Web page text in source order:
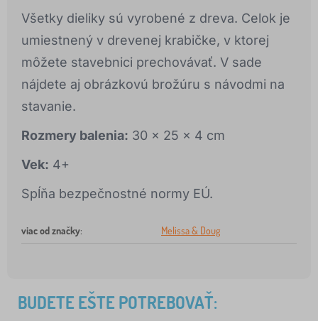
Všetky dieliky sú vyrobené z dreva. Celok je
umiestnený v drevenej krabičke, v ktorej
môžete stavebnici prechovávať. V sade
nájdete aj obrázkovú brožúru s návodmi na
stavanie.
Rozmery balenia: 30 x 25 x 4 cm
Vek: 4+
Spĺňa bezpečnostné normy EÚ.
viac od značky: Melissa & Doug
BUDETE EŠTE POTREBOVAŤ: